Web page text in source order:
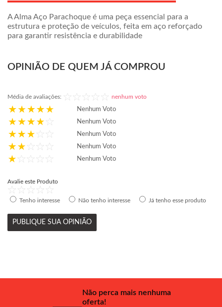
A Alma Aço Parachoque é uma peça essencial para a
estrutura e proteção de veículos, feita em aço reforçado
para garantir resistência e durabilidade
OPINIÃO DE QUEM JÁ COMPROU
Média de avaliações: nenhum voto
Nenhum Voto
Nenhum Voto
Nenhum Voto
Nenhum Voto
Nenhum Voto
Avalie este Produto
Tenho interesse Não tenho interesse Já tenho esse produto
PUBLIQUE SUA OPINIÃO
Não perca mais nenhuma
oferta!